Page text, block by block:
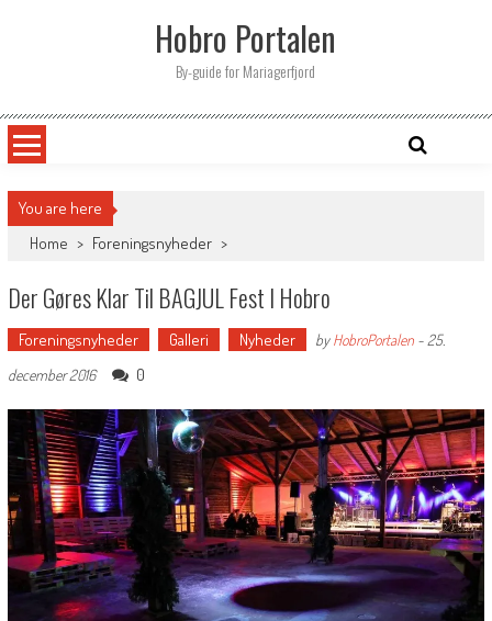
Hobro Portalen
By-guide for Mariagerfjord
You are here
Home > Foreningsnyheder >
Der Gøres Klar Til BAGJUL Fest I Hobro
Foreningsnyheder Galleri Nyheder byHobroPortalen- 25.
december 2016
0